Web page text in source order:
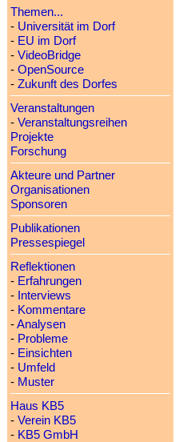
Themen...
- Universität im Dorf
- EU im Dorf
- VideoBridge
- OpenSource
- Zukunft des Dorfes
Veranstaltungen
- Veranstaltungsreihen
Projekte
Forschung
Akteure und Partner
Organisationen
Sponsoren
Publikationen
Pressespiegel
Reflektionen
- Erfahrungen
- Interviews
- Kommentare
-Analysen
- Probleme
- Einsichten
- Umfeld
- Muster
Haus KB5
- Verein KB5
- KB5 GmbH